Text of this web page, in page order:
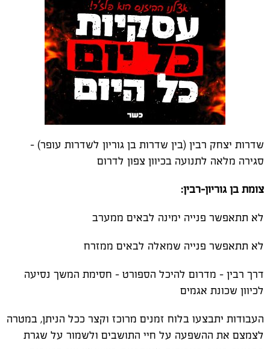
שדרות יצחק רבין (בין שדרות בן גוריון לשדרות עופר) –
סגירה מלאה לתנועה בכיוון צפון לדרום
צומת בן גוריון–רבין:
לא תתאפשר פנייה ימינה לבאים ממערב
לא תתאפשר פנייה שמאלה לבאים ממזרח
דרך רבין – מדרום להיכל הספורט – חסימת המשך נסיעה
לכיוון שכונת אגמים
העבודות יתבצעו בלוח זמנים מרוכז וקצר ככל הניתן, במטרה
לצמצם את ההשפעה על חיי התושבים ולשמור על שגרת